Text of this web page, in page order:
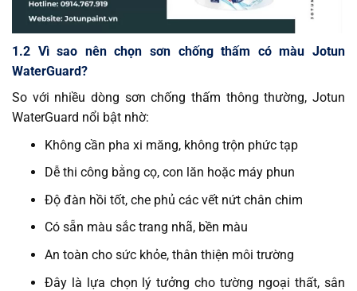
1.2 Vì sao nên chọn sơn chống thấm có màu Jotun
WaterGuard?
So với nhiều dòng sơn chống thấm thông thường, Jotun
WaterGuard nổi bật nhờ:
Không cần pha xi măng, không trộn phức tạp
Dễ thi công bằng cọ, con lăn hoặc máy phun
Độ đàn hồi tốt, che phủ các vết nứt chân chim
Có sẵn màu sắc trang nhã, bền màu
An toàn cho sức khỏe, thân thiện môi trường
Đây là lựa chọn lý tưởng cho tường ngoại thất, sân